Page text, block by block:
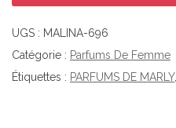
UGS : MALINA-696
Catégorie : Parfums De Femme
Étiquettes : PARFUMS DE MARLY,